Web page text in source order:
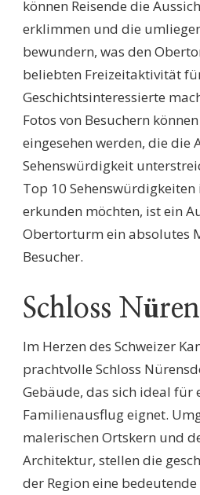
können Reisende die
erklimmen und die
bewundern, was den
beliebten Freizeitaktivität
Geschichtsinteressierte
Fotos von Besuchern
eingesehen werden, die
Sehenswürdigkeit
Top 10
erkunden möchten, ist ein
Obertorturm ein absolutes
Besucher.
Schloss
Im Herzen des Schweizer
prachtvolle Schloss
Gebäude, das sich ideal für
Familienausflug eignet.
malerischen Ortskern und
Architektur, stellen die
der Region eine